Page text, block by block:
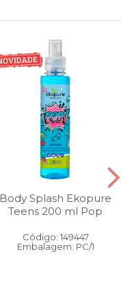
Body Splash Ekopure
Teens 200 ml Pop
Código: 149447
Embalagem: PC/1